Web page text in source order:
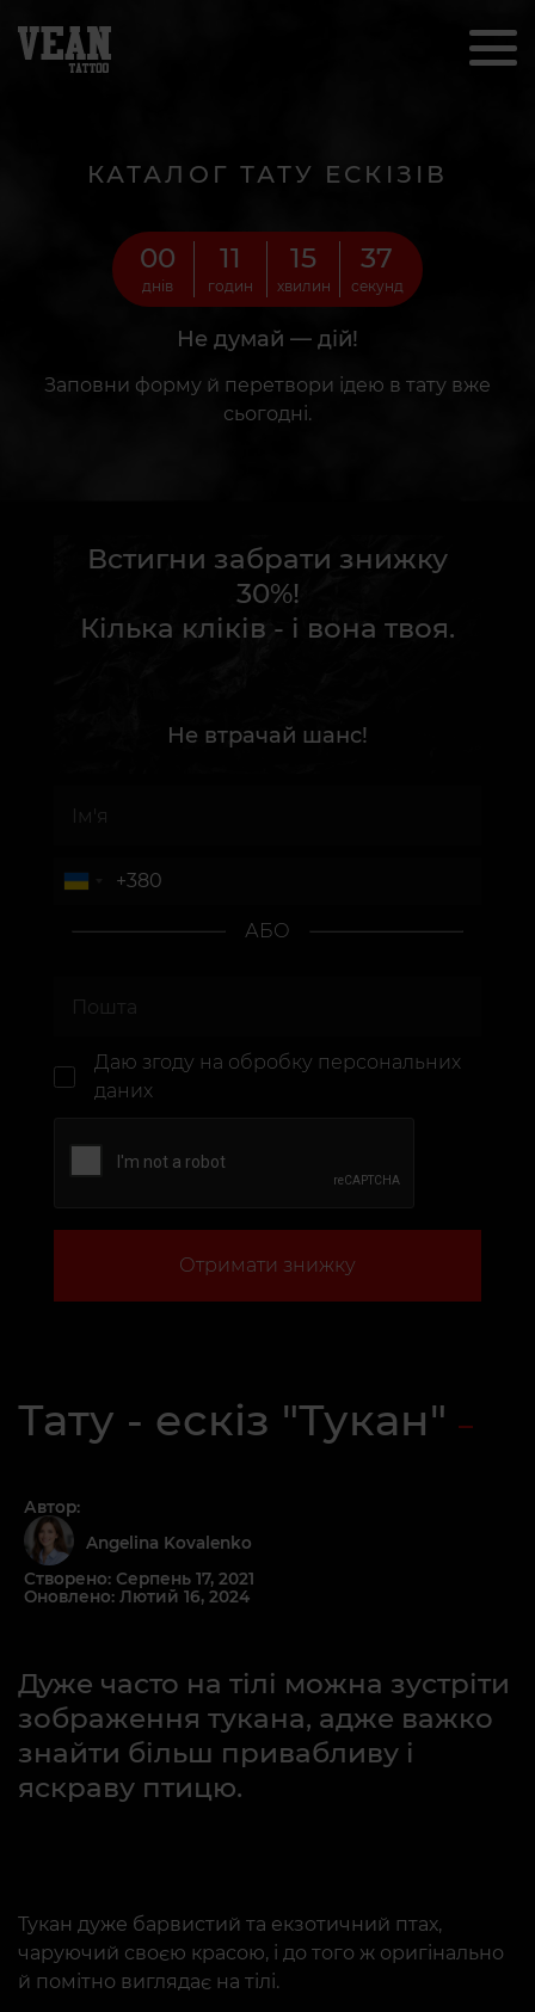
КАТАЛОГ ТАТУ ЕСКІЗІВ
00
днів
11
годин
15
хвилин
35
секунд
Не думай — дій!
Заповни форму й перетвори ідею в тату вже
сьогодні.
Встигни забрати знижку
30%!
Кілька кліків - і вона твоя.
Не втрачай шанс!
АБО
Даю згоду на обробку персональних
даних
Отримати знижку
Тату - ескіз "Тукан"
Автор:
Angelina Kovalenko
Створено: Серпень 17, 2021
Оновлено: Лютий 16, 2024
Дуже часто на тілі можна зустріти
зображення тукана, адже важко
знайти більш привабливу і
яскраву птицю.
Тукан дуже барвистий та екзотичний птах,
чаруючий своєю красою, і до того ж оригінально
й помітно виглядає на тілі.